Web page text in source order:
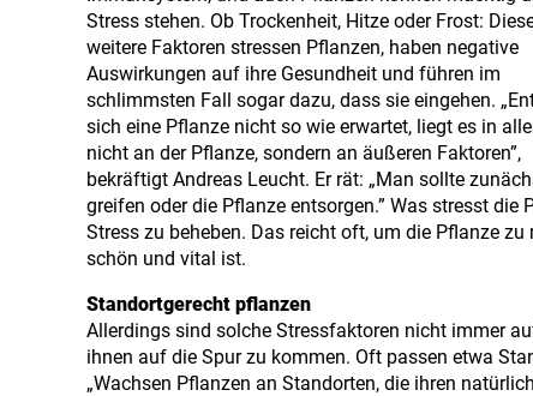
Stress stehen. Ob Trockenheit, Hitze oder Frost:
weitere Faktoren stressen Pflanzen, haben negative
Auswirkungen auf ihre Gesundheit und führen im
schlimmsten Fall sogar dazu, dass sie eingehen.
sich eine Pflanze nicht so wie erwartet, liegt es in
nicht an der Pflanze, sondern an äußeren Faktoren”,
bekräftigt Andreas Leucht. Er rät: „Man sollte
greifen oder die Pflanze entsorgen.” Was stresst
Stress zu beheben. Das reicht oft, um die Pflanze
schön und vital ist.
Standortgerecht pflanzen
Allerdings sind solche Stressfaktoren nicht immer
ihnen auf die Spur zu kommen. Oft passen etwa
„Wachsen Pflanzen an Standorten, die ihren